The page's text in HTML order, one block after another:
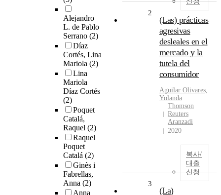
Alejandro
L. de Pablo
Serrano (2)
Díaz
Cortés, Lina
Mariola (2)
Lina
Mariola
Díaz Cortés
(2)
Poquet
Catalá,
Raquel (2)
Raquel
Poquet
Catalá (2)
Ginès i
Fabrellas,
Anna (2)
Anna
2
(Las) prácticas
agresivas
desleales en el
mercado y la
tutela del
consumidor
Aguilar Olivares,
Yolanda
Thomson
Reuters
Aranzadi
2020
복사/
대출
신청
3
(La)